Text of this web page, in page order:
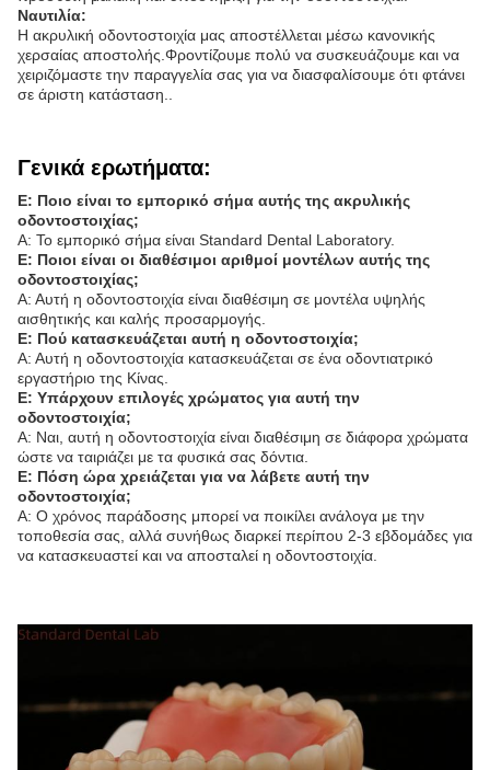
Ναυτιλία:
Η ακρυλική οδοντοστοιχία μας αποστέλλεται μέσω κανονικής
χερσαίας αποστολής.Φροντίζουμε πολύ να συσκευάζουμε και να
χειριζόμαστε την παραγγελία σας για να διασφαλίσουμε ότι φτάνει
σε άριστη κατάσταση..
Γενικά ερωτήματα:
Ε: Ποιο είναι το εμπορικό σήμα αυτής της ακρυλικής
οδοντοστοιχίας;
Α: Το εμπορικό σήμα είναι Standard Dental Laboratory.
Ε: Ποιοι είναι οι διαθέσιμοι αριθμοί μοντέλων αυτής της
οδοντοστοιχίας;
Α: Αυτή η οδοντοστοιχία είναι διαθέσιμη σε μοντέλα υψηλής
αισθητικής και καλής προσαρμογής.
Ε: Πού κατασκευάζεται αυτή η οδοντοστοιχία;
Α: Αυτή η οδοντοστοιχία κατασκευάζεται σε ένα οδοντιατρικό
εργαστήριο της Κίνας.
Ε: Υπάρχουν επιλογές χρώματος για αυτή την
οδοντοστοιχία;
Α: Ναι, αυτή η οδοντοστοιχία είναι διαθέσιμη σε διάφορα χρώματα
ώστε να ταιριάζει με τα φυσικά σας δόντια.
Ε: Πόση ώρα χρειάζεται για να λάβετε αυτή την
οδοντοστοιχία;
Α: Ο χρόνος παράδοσης μπορεί να ποικίλει ανάλογα με την
τοποθεσία σας, αλλά συνήθως διαρκεί περίπου 2-3 εβδομάδες για
να κατασκευαστεί και να αποσταλεί η οδοντοστοιχία.